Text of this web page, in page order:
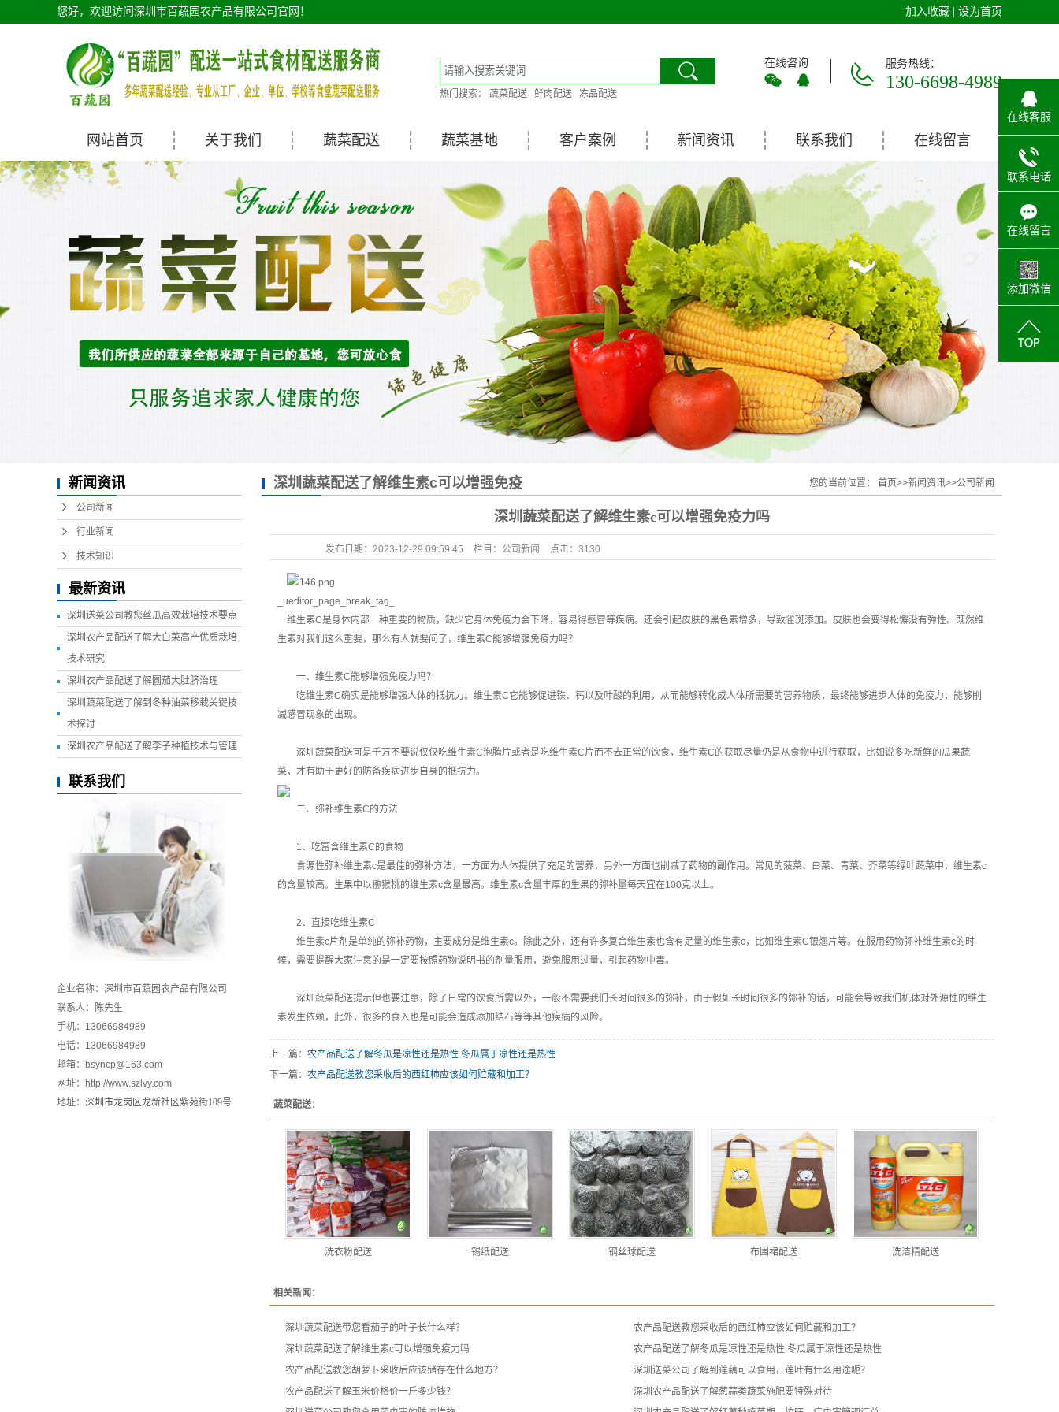
您好，欢迎访问深圳市百蔬园农产品有限公司官网！ 加入收藏 设为首页
在线咨询 服务热线：
130-6698-4989
热门搜索： 蔬菜配送 鲜肉配送 冻品配送
网站首页 关于我们 蔬菜配送 蔬菜基地 客户案例 新闻资讯 联系我们 在线留言
新闻资讯
公司新闻
行业新闻
技术知识
最新资讯
深圳送菜公司教您丝瓜高效栽培技术要点
深圳农产品配送了解大白菜高产优质栽培
技术研究
深圳农产品配送了解圆茄大肚脐治理
深圳蔬菜配送了解到冬种油菜移栽关键技
术探讨
深圳农产品配送了解李子种植技术与管理
联系我们
企业名称：深圳市百蔬园农产品有限公司
联系人：陈先生
手机：13066984989
电话： 13066984989
邮箱：bsyncp@163.com
网址：http://www.szlvy.com
地址： 深圳市龙岗区龙新社区紫苑街109号
深圳蔬菜配送了解维生素c可以增强免疫
您的当前位置： 首页>>新闻资讯>>公司新闻
深圳蔬菜配送了解维生素c可以增强免疫力吗
发布日期： 2023-12-29 09:59:45 栏目： 公司新闻 点击： 3130
_ueditor_page_break_tag_
维生素C是身体内部一种重要的物质，缺少它身体免疫力会下降，容易得感冒等疾病。还会引起皮肤的黑色素增多，导致雀斑添加。皮肤也会变得松懈没有弹性。既然维
生素对我们这么重要，那么有人就要问了，维生素C能够增强免疫力吗？
一、维生素C能够增强免疫力吗？
吃维生素C确实是能够增强人体的抵抗力。维生素C它能够促进铁、钙以及叶酸的利用，从而能够转化成人体所需要的营养物质，最终能够进步人体的免疫力，能够削
减感冒现象的出现。
深圳蔬菜配送可是千万不要说仅仅吃维生素C泡腾片或者是吃维生素C片而不去正常的饮食，维生素C的获取尽量仍是从食物中进行获取，比如说多吃新鲜的瓜果蔬
菜，才有助于更好的防备疾病进步自身的抵抗力。
二、弥补维生素C的方法
1、吃富含维生素C的食物
食源性弥补维生素c是最佳的弥补方法，一方面为人体提供了充足的营养，另外一方面也削减了药物的副作用。常见的菠菜、白菜、青菜、芥菜等绿叶蔬菜中，维生素c
的含量较高。生果中以猕猴桃的维生素c含量最高。维生素c含量丰厚的生果的弥补量每天宜在100克以上。
2、直接吃维生素C
维生素c片剂是单纯的弥补药物，主要成分是维生素c。除此之外，还有许多复合维生素也含有足量的维生素c，比如维生素C银翘片等。在服用药物弥补维生素c的时
候，需要提醒大家注意的是一定要按照药物说明书的剂量服用，避免服用过量，引起药物中毒。
深圳蔬菜配送提示但也要注意，除了日常的饮食所需以外，一般不需要我们长时间很多的弥补，由于假如长时间很多的弥补的话，可能会导致我们机体对外源性的维生
素发生依赖，此外，很多的食入也是可能会造成添加结石等等其他疾病的风险。
上一篇： 农产品配送了解冬瓜是凉性还是热性 冬瓜属于凉性还是热性
下一篇： 农产品配送教您采收后的西红柿应该如何贮藏和加工？
蔬菜配送：
洗衣粉配送 锡纸配送 钢丝球配送 布围裙配送 洗洁精配送
相关新闻：
深圳蔬菜配送带您看茄子的叶子长什么样？
农产品配送教您采收后的西红柿应该如何贮藏和加工？
深圳蔬菜配送了解维生素c可以增强免疫力吗
农产品配送了解冬瓜是凉性还是热性 冬瓜属于凉性还是热性
农产品配送教您胡萝卜采收后应该储存在什么地方？
深圳送菜公司了解到莲藕可以食用，莲叶有什么用途呃？
农产品配送了解玉米价格价一斤多少钱？
深圳农产品配送了解葱蒜类蔬菜施肥要特殊对待
在线客服
联系电话
在线留言
添加微信